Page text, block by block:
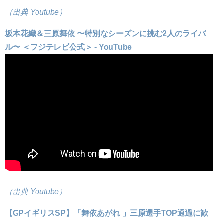
（出典 Youtube）
坂本花織＆三原舞依 〜特別なシーズンに挑む2人のライバ
ル〜 ＜フジテレビ公式＞ - YouTube
（出典 Youtube）
【GPイギリスSP】「舞依あがれ 」三原選手TOP通過に歓